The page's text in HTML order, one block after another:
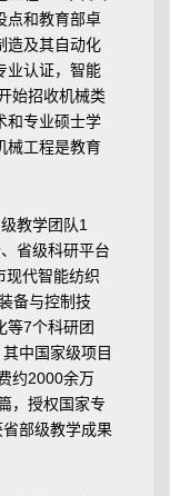
点和教育部卓
造及其自动化
业认证，智能
始招收机械类
和专业硕士学
械工程是教育
教学团队1
省级科研平台
现代智能纺织
备与控制技
等7个科研团
中国家级项目
约2000余万
，授权国家专
部级教学成果